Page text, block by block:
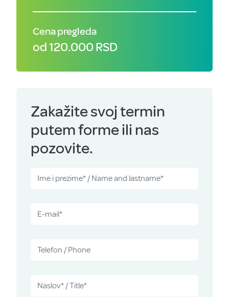
Cena pregleda
od 120.000 RSD
Zakažite svoj termin
putem forme ili nas
pozovite.